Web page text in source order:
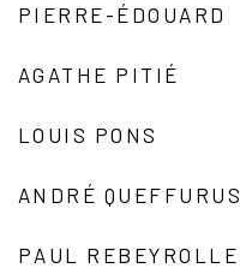
PIERRE-ÉDOUARD
AGATHE PITIÉ
LOUIS PONS
ANDRÉ QUEFFURUS
PAUL REBEYROLLE